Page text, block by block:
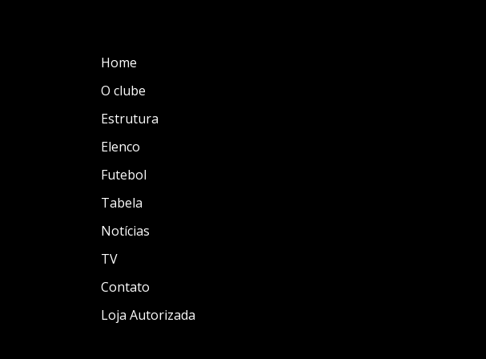
Home
O clube
Estrutura
Elenco
Futebol
Tabela
Notícias
TV
Contato
Loja Autorizada